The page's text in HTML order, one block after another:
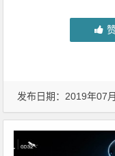
发布日期：2019年07